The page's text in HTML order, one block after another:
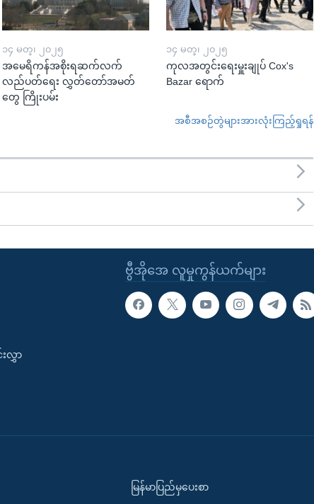
၁၄ မတ္၊ ၂၀၂၅
အမေရိကန်အစိုးရဆက်လက်
လည်ပတ်ရေး လွှတ်တော်အမတ်
တွေ ကြိုးပမ်း
၁၄ မတ္၊ ၂၀၂၅
ကုလအတွင်းရေးမှူးချုပ် Cox's
Bazar ရောက်
အစီအစဉ်တွဲများအားလုံးကြည့်ရှုရန်
ဗွီအိုအေ လူမှုကွန်ယက်များ
လွှာ
မြန်မာပြည်မှပေးစာ